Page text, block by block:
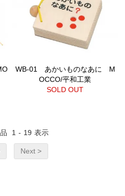
WB-01 あかいものなあに M
OCCO/平和工業
SOLD OUT
1 - 19 表示
Next >